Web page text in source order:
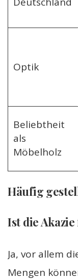
Optik
Beliebtheit
als
Möbelholz
Häufig
Ist die
Ja, vor allem
Mengen